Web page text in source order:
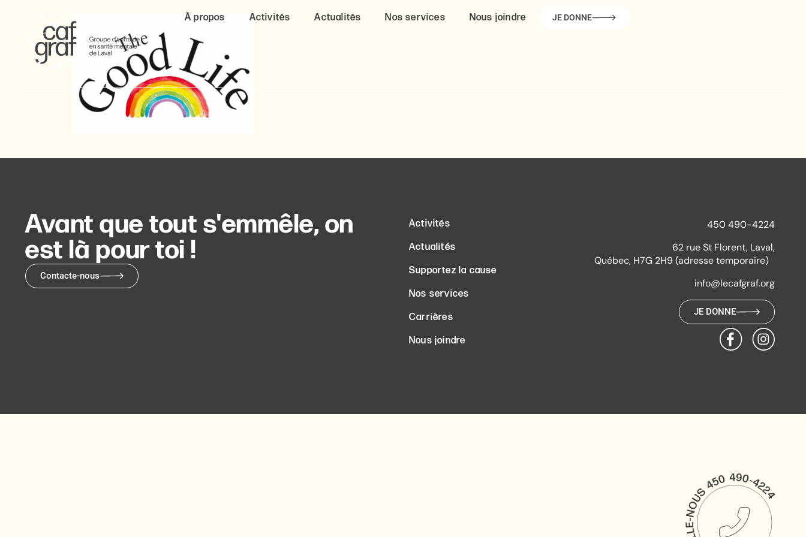
À propos Activités Actualités Nos services Nous joindre JE DONNE
Avant que tout s'emmêle, on
est là pour toi !
Contacte-nous
Activités
Actualités
Supportez la cause
Nos services
Carrières
Nous joindre
450 490-4224
62 rue St Florent, Laval,
Québec, H7G 2H9 (adresse temporaire)
info@lecafgraf.org
JE DONNE